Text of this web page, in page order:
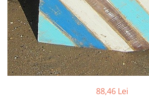
Barci, vapoare, ambarcatiuni
Pesti
Decoratiuni care se agata
Tablouri
88,46 Lei